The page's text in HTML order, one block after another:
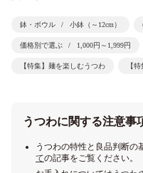
鉢・ボウル 小鉢（～12cm）
価格別で選ぶ 1,000円～1,999円
【特集】麺を楽しむうつわ 【
うつわに関する注意事
うつわの特性と良品判断の
ての記事をご覧ください。